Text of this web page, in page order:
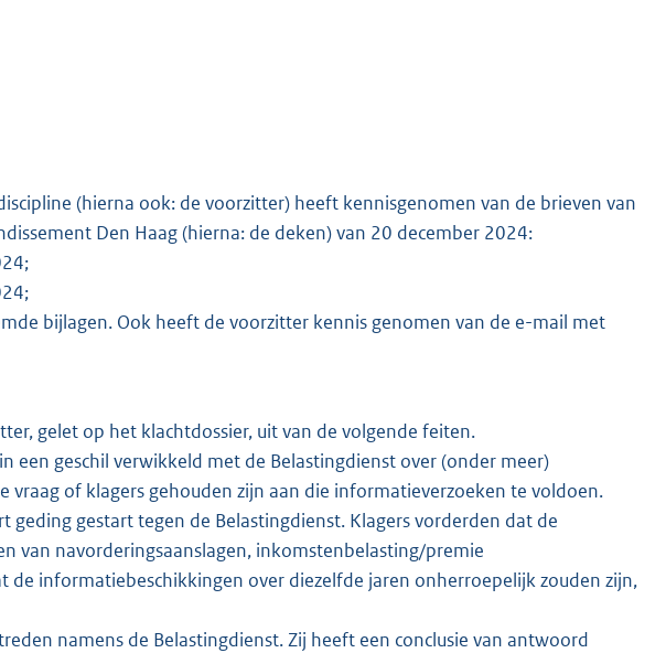
(hierna ook: de voorzitter) heeft kennisgenomen van de brieven van
Den Haag (hierna: de deken) van 20 december 2024:
bijlagen. Ook heeft de voorzitter kennis genomen van de e-mail met
gelet op het klachtdossier, uit van de volgende feiten.
een geschil verwikkeld met de Belastingdienst over (onder meer)
vraag of klagers gehouden zijn aan die informatieverzoeken te voldoen.
geding gestart tegen de Belastingdienst. Klagers vorderden dat de
van navorderingsaanslagen, inkomstenbelasting/premie
informatiebeschikkingen over diezelfde jaren onherroepelijk zouden zijn,
namens de Belastingdienst. Zij heeft een conclusie van antwoord